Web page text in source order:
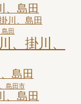
、島田
川、島田
田
、掛川、
島田
島田市
、島田